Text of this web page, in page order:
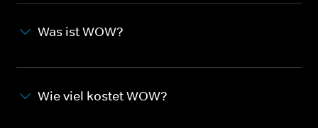
Was ist WOW?
Wie viel kostet WOW?